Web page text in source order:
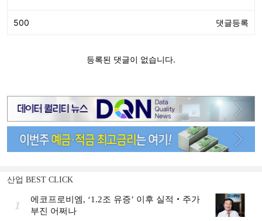
산업 BEST CLICK
1
에코프로비엠, ‘1.2조 유증’ 이후 실적‧주가
부진 어쩌나